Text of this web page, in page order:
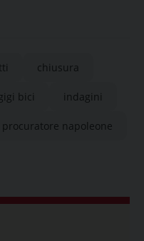
chiusura
bici indagini
procuratore napoleone